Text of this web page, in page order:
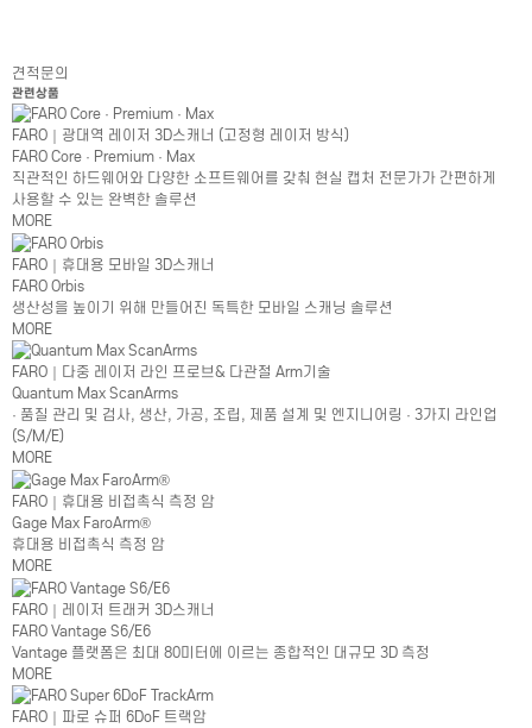
견적문의
관련상품
FARO｜광대역 레이저 3D스캐너 (고정형 레이저 방식)
FARO Core · Premium · Max
직관적인 하드웨어와 다양한 소프트웨어를 갖춰 현실 캡처 전문가가 간편하게
사용할 수 있는 완벽한 솔루션
MORE
FARO｜휴대용 모바일 3D스캐너
FARO Orbis
생산성을 높이기 위해 만들어진 독특한 모바일 스캐닝 솔루션
MORE
FARO｜다중 레이저 라인 프로브& 다관절 Arm기술
Quantum Max ScanArms
· 품질 관리 및 검사, 생산, 가공, 조립, 제품 설계 및 엔지니어링 · 3가지 라인업
(S/M/E)
MORE
FARO｜휴대용 비접촉식 측정 암
Gage Max FaroArm®
휴대용 비접촉식 측정 암
MORE
FARO｜레이저 트래커 3D스캐너
FARO Vantage S6/E6
Vantage 플랫폼은 최대 80미터에 이르는 종합적인 대규모 3D 측정
MORE
FARO｜파로 슈퍼 6DoF 트랙암